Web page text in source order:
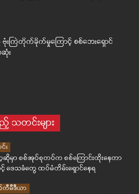
ကြဲတိုက်ခိုက်မှုကြောင့် စစ်ဘေးရှောင်
း
သတင်းများ
း
ာ့ဆိုမှာ စစ်အုပ်စုတပ်က စစ်ကြောင်းထိုးနေတာ
င့် ဒေသခံတွေ ထပ်မံတိမ်းရှောင်နေရ
တီမီဒီယာ